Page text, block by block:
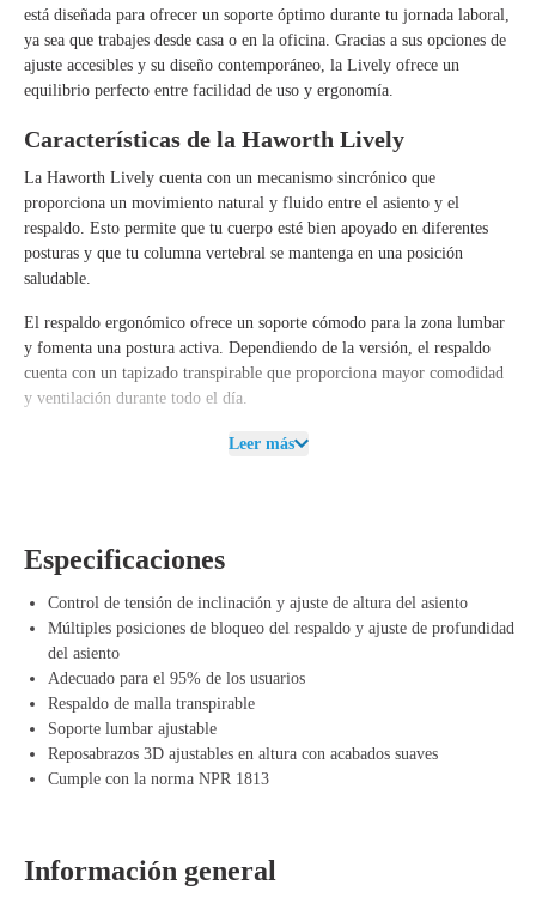
está diseñada para ofrecer un soporte óptimo durante tu jornada laboral,
ya sea que trabajes desde casa o en la oficina. Gracias a sus opciones de
ajuste accesibles y su diseño contemporáneo, la Lively ofrece un
equilibrio perfecto entre facilidad de uso y ergonomía.
Características de la Haworth Lively
La Haworth Lively cuenta con un mecanismo sincrónico que
proporciona un movimiento natural y fluido entre el asiento y el
respaldo. Esto permite que tu cuerpo esté bien apoyado en diferentes
posturas y que tu columna vertebral se mantenga en una posición
saludable.
El respaldo ergonómico ofrece un soporte cómodo para la zona lumbar
y fomenta una postura activa. Dependiendo de la versión, el respaldo
cuenta con un tapizado transpirable que proporciona mayor comodidad
y ventilación durante todo el día.
Los reposabrazos son ajustables, lo que te permite adaptarlos fácilmente
Con su diseño moderno y elegante, la Haworth Lively encaja
con materiales duraderos y diseñada para un uso intensivo diario.
Ventajas de la Haworth Lively
Mecanismo sincrónico: Proporciona un soporte natural y favorece
una postura saludable.
Diseño ergonómico: Apoya la espalda y el cuerpo durante largos
periodos de uso.
Apta para diferentes entornos: Ideal para casa y oficina.
Leer más
Especificaciones
Control de tensión de inclinación y ajuste de altura del asiento
Múltiples posiciones de bloqueo del respaldo y ajuste de profundidad
del asiento
Adecuado para el 95% de los usuarios
Respaldo de malla transpirable
Soporte lumbar ajustable
Reposabrazos 3D ajustables en altura con acabados suaves
Cumple con la norma NPR 1813
Información general